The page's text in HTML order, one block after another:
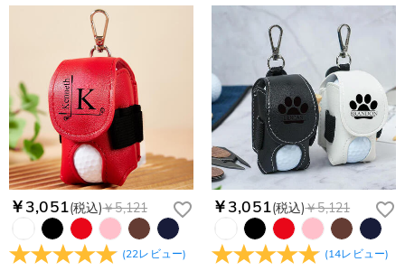
更してください。原因②通信状態などによりメールの到着が遅
れている。解決策：数時間たっても届かない場合は、今後お送
りするメールも遅れる可能性がありますので、別のメールアド
レスからお名前とご住所を記載したメールを
service@drawelry.jp へ送信してください。原因③メールアド
レスの入力に誤りがある。解決策：お名前とご住所を記載した
メールを service@drawelry.jp へ送信してください。
コンビニ前払いのお支払い期限はご注文から 6 日間となりま
支払い情報は保護されますか？
お支払い情報は高度なセキュリティで保護されております。お
客様のお支払い情報は当社のサーバーに一切保存されません。
Paypal又はクレジットカート発行会社によって処理されます。
個人情報は保護されますか？
当社では、個人情報保護を目的としたコンプライアンスに則
り、プライバシーポリシーを定めています。お客様に安心かつ
安全にご利用いただけるよう最善の注意を払い、個人情報を厳
重に取り扱っています。 詳細はプライバシーポリシーまでご
確認ください
￥3,051(税込)￥5,121
(22レビュー)
￥3,051(税込)￥5,121
(14レビュー)